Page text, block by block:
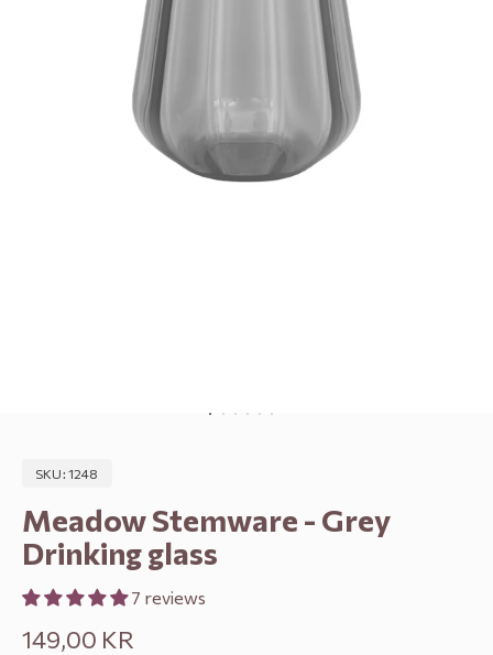
SKU: 1248
Meadow Stemware - Grey
Drinking glass
7 reviews
Sale price
149,00 KR